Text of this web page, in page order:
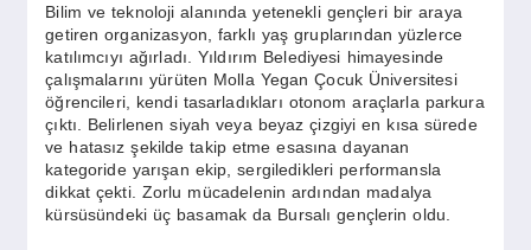
Bilim ve teknoloji alanında yetenekli gençleri bir araya
getiren organizasyon, farklı yaş gruplarından yüzlerce
katılımcıyı ağırladı. Yıldırım Belediyesi himayesinde
çalışmalarını yürüten Molla Yegan Çocuk Üniversitesi
öğrencileri, kendi tasarladıkları otonom araçlarla parkura
çıktı. Belirlenen siyah veya beyaz çizgiyi en kısa sürede
ve hatasız şekilde takip etme esasına dayanan
kategoride yarışan ekip, sergiledikleri performansla
dikkat çekti. Zorlu mücadelenin ardından madalya
kürsüsündeki üç basamak da Bursalı gençlerin oldu.